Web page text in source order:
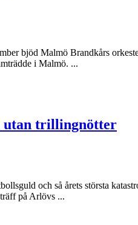
bjöd Malmö Brandkårs
i Malmö. ...
utan trillingnötter
och så årets största
på Arlövs ...